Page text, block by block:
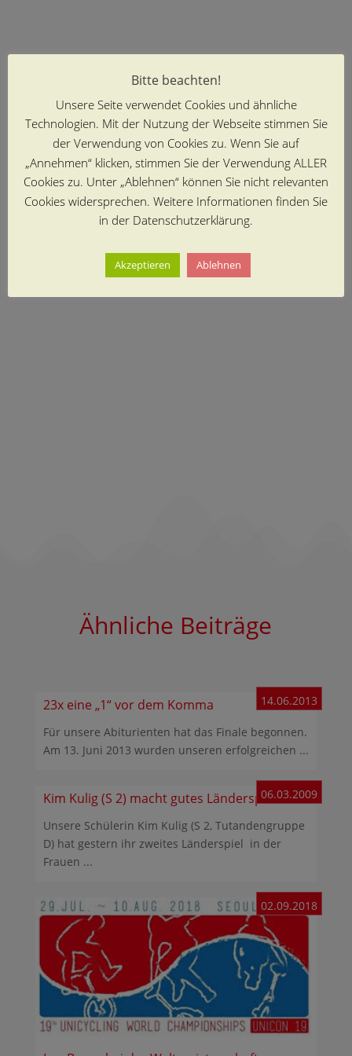
Ähnliche Beiträge
23x eine „1“ vor dem Komma 14.06.2013
Für unsere Abiturienten hat das Finale begonnen.
Am 13. Juni 2013 wurden unseren erfolgreichen ...
Kim Kulig (S 2) macht gutes Länderspiel06.03.2009
Unsere Schülerin Kim Kulig (S 2, Tutandengruppe
D) hat gestern ihr zweites Länderspiel in der
Frauen ...
02.09.2018
Bitte beachten!
Unsere Seite verwendet Cookies und ähnliche
Technologien. Mit der Nutzung der Webseite stimmen Sie
der Verwendung von Cookies zu. Wenn Sie auf
„Annehmen“ klicken, stimmen Sie der Verwendung ALLER
Cookies zu. Unter „Ablehnen“ können Sie nicht relevanten
Cookies widersprechen. Weitere Informationen finden Sie
in der Datenschutzerklärung.
Akzeptieren Ablehnen